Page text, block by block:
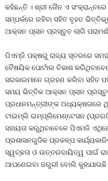
କହିଛନ୍ତି । ଶ୍ରୀ ଜୈନ ଏ
ସମ୍ପର୍କରେ ରହିବା ସହିତ ବୃହତ
ଆକ୍ସନ ପ୍ଲାନ ପ୍ରସ୍ତୁତ ଲାଗି
ପିଏମ୍‍ଜି ପକ୍ଷରୁ ରାଜ୍ୟ ସ୍ତରରେ
ବୈଷୟିକ ପୋର୍ଟାଲ ବିକାଶ
ସରକାରମାନେ ଗ୍ରହଣ କରିବା ସହିତ
ସମୟ ଭିତ୍ତିକ ଆକ୍ସନ ପ୍ଲାନ
ପ୍ରଧାନମନ୍ତ୍ରୀଙ୍କ
ଟାଇମ୍‍ଲି ଇମ୍ପ୍ଲିମେଣ୍ଟେସନ
ସହାୟତା କରୁଥିବାବେଳେ ପିଏମଜି
ପ୍ରଶାସନଗୁଡିକ ପ୍ରକଳ୍ପ
ସ୍ୱଚ୍ଛତା ଓ ଉତ୍ତରଦାୟିତ୍ୱ ପାଇଁ
ଆପଣେଇବା ଜରୁରୀ ବୋଲି କୁହାଯାଉଛି